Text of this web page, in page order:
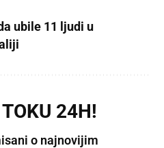
ubile 11 ljudi u
24H!
o najnovijim